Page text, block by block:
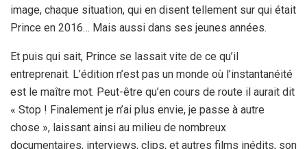
image, chaque situation, qui en disent tellement sur qui était
Prince en 2016… Mais aussi dans ses jeunes années.
Et puis qui sait, Prince se lassait vite de ce qu’il
entreprenait. L’édition n’est pas un monde où l’instantanéité
est le maître mot. Peut-être qu’en cours de route il aurait dit
« Stop ! Finalement je n’ai plus envie, je passe à autre
chose », laissant ainsi au milieu de nombreux
documentaires, interviews, clips, et autres films inédits, son